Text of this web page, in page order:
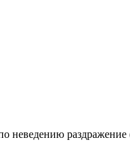
неведению раздражение